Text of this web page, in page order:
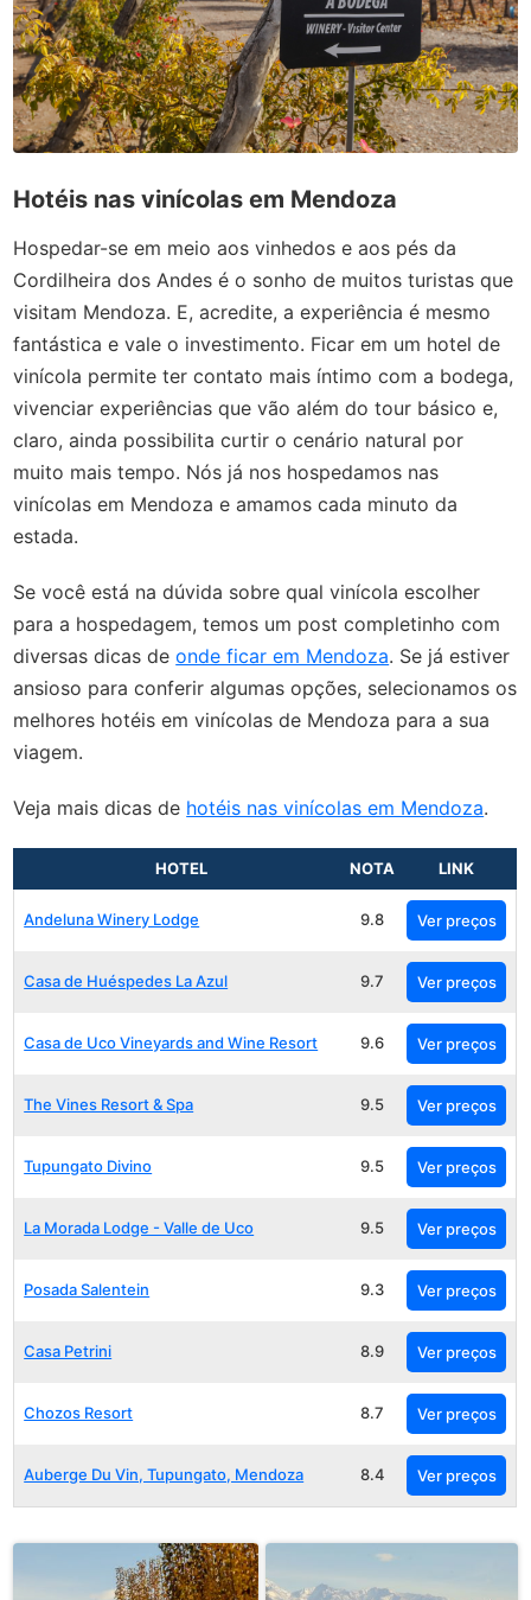
Hotéis nas vinícolas em Mendoza
Hospedar-se em meio aos vinhedos e aos pés da
Cordilheira dos Andes é o sonho de muitos turistas que
visitam Mendoza. E, acredite, a experiência é mesmo
fantástica e vale o investimento. Ficar em um hotel de
vinícola permite ter contato mais íntimo com a bodega,
vivenciar experiências que vão além do tour básico e,
claro, ainda possibilita curtir o cenário natural por
muito mais tempo. Nós já nos hospedamos nas
vinícolas em Mendoza e amamos cada minuto da
estada.
Se você está na dúvida sobre qual vinícola escolher
para a hospedagem, temos um post completinho com
diversas dicas deonde ficar em Mendoza. Se já estiver
ansioso para conferir algumas opções, selecionamos os
melhores hotéis em vinícolas de Mendoza para a sua
viagem.
Veja mais dicas de hotéis nas vinícolas em Mendoza.
HOTEL NOTA LINK
Andeluna Winery Lodge 9.8 Ver preços
Casa de Huéspedes La Azul 9.7 Ver preços
Casa de Uco Vineyards and Wine Resort 9.6 Ver preços
The Vines Resort & Spa 9.5 Ver preços
Tupungato Divino 9.5 Ver preços
La Morada Lodge - Valle de Uco 9.5 Ver preços
Posada Salentein 9.3 Ver preços
Casa Petrini 8.9 Ver preços
Chozos Resort 8.7 Ver preços
Auberge Du Vin, Tupungato, Mendoza 8.4 Ver preços